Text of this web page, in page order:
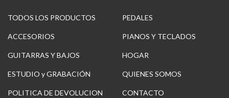
TODOS LOS PRODUCTOS PEDALES
ACCESORIOS PIANOS Y TECLADOS
GUITARRAS Y BAJOS HOGAR
ESTUDIO y GRABACIÓN QUIENES SOMOS
POLITICA DE DEVOLUCION CONTACTO